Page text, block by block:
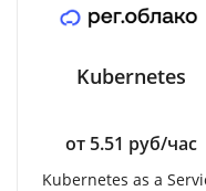
Kubernetes
от 5.51 руб/час
Kubernetes as a